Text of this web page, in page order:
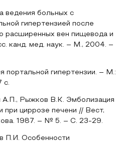
ведения больных с
гипертензией после
расширенных вен пищевода и
канд. мед. наук. – М., 2004. –
портальной гипертензии. – М.:
с.
А.П., Рыжков В.К. Эмболизация
при циррозе печени // Вест,
1987. – № 5. – С. 23-29.
П.И. Особенности